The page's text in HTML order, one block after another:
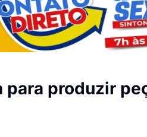
para produzir